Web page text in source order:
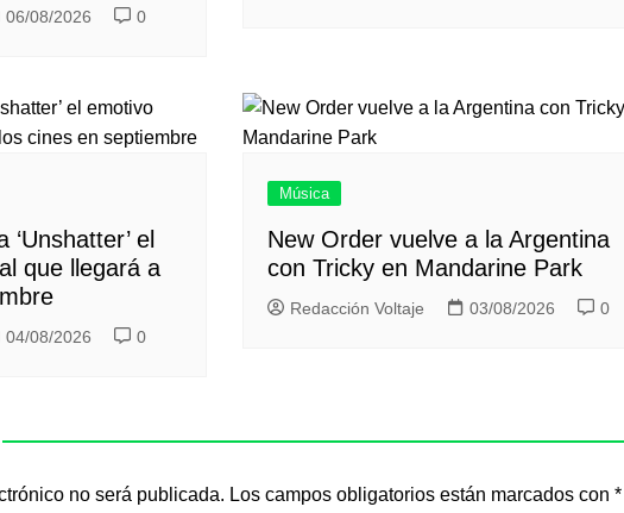
06/08/2026 0
el
que llegará a
04/08/2026 0
Música
New Order vuelve a la Argentina
con Tricky en Mandarine Park
Redacción Voltaje 03/08/2026 0
no será publicada. Los campos obligatorios están marcados con *